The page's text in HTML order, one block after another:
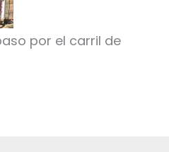
por el carril de